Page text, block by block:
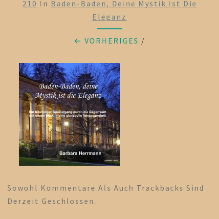
210 In Baden-Baden, Deine Mystik Ist Die
Eleganz
← VORHERIGES /
Sowohl Kommentare Als Auch Trackbacks Sind
Derzeit Geschlossen.